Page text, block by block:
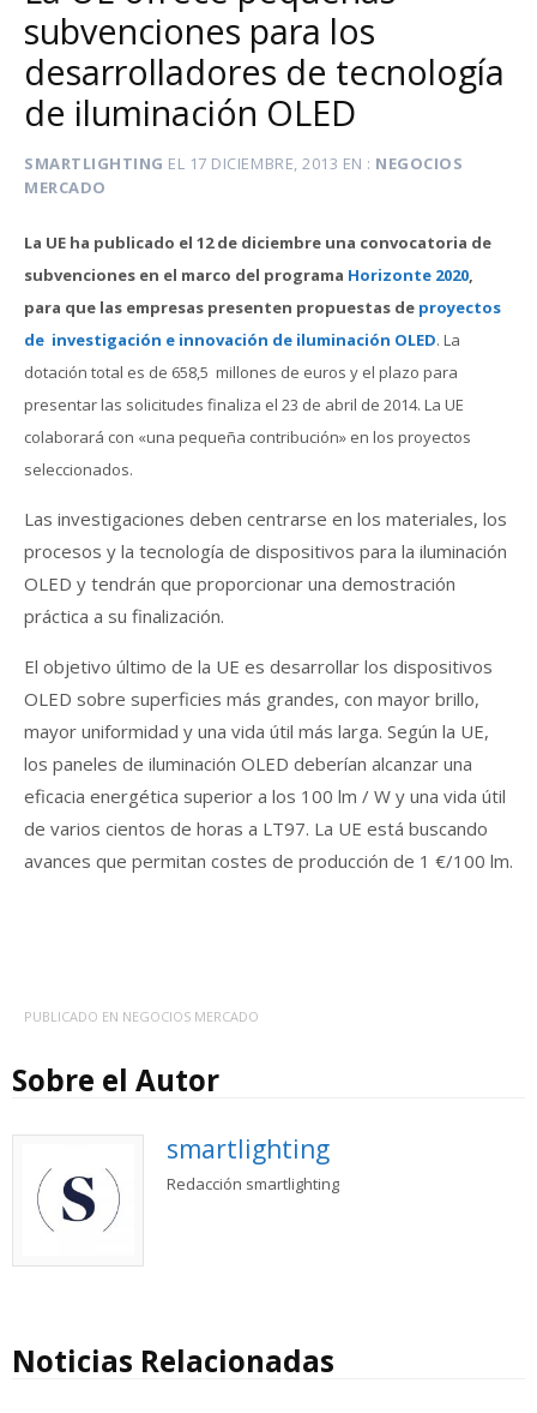
subvenciones para los
desarrolladores de tecnología
de iluminación OLED
SMARTLIGHTING EL 17 DICIEMBRE, 2013 EN
NEGOCIOS
MERCADO
La UE ha publicado el 12 de diciembre una convocatoria de
subvenciones en el marco del programa Horizonte 2020,
para que las empresas presenten propuestas de proyectos
de investigación e innovación de iluminación OLED. La
dotación total es de 658,5 millones de euros y el plazo para
presentar las solicitudes finaliza el 23 de abril de 2014. La UE
colaborará con «una pequeña contribución» en los proyectos
seleccionados.
Las investigaciones deben centrarse en los materiales, los
procesos y la tecnología de dispositivos para la iluminación
OLED y tendrán que proporcionar una demostración
práctica a su finalización.
El objetivo último de la UE es desarrollar los dispositivos
OLED sobre superficies más grandes, con mayor brillo,
mayor uniformidad y una vida útil más larga. Según la UE,
los paneles de iluminación OLED deberían alcanzar una
eficacia energética superior a los 100 lm / W y una vida útil
de varios cientos de horas a LT97. La UE está buscando
avances que permitan costes de producción de 1 €/100 lm.
PUBLICADO EN NEGOCIOS MERCADO
Sobre el Autor
smartlighting
Redacción smartlighting
Noticias Relacionadas